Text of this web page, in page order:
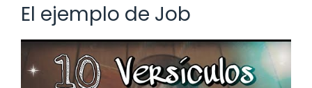
El ejemplo de Job